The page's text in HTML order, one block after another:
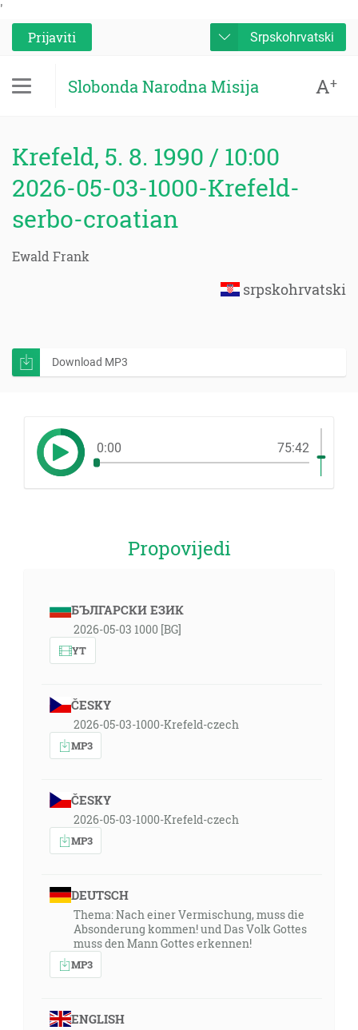
'
Prijaviti
Srpskohrvatski
Slobonda Narodna Misija A+
Krefeld, 5. 8. 1990 / 10:00
2026-05-03-1000-Krefeld-
serbo-croatian
Ewald Frank
srpskohrvatski
Download MP3
0:00 75:42
Propovijedi
БЪЛГАРСКИ ЕЗИК
2026-05-03 1000 [BG]
YT
ČESKY
2026-05-03-1000-Krefeld-czech
MP3
ČESKY
2026-05-03-1000-Krefeld-czech
MP3
DEUTSCH
Thema: Nach einer Vermischung, muss die
Absonderung kommen! und Das Volk Gottes
muss den Mann Gottes erkennen!
MP3
ENGLISH